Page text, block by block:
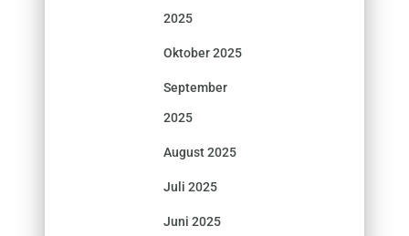
2025
Oktober 2025
September
2025
August 2025
Juli 2025
Juni 2025